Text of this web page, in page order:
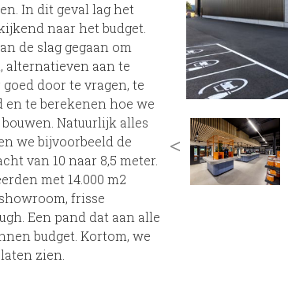
In dit geval lag het
naar het budget.
de slag gegaan om
alternatieven aan te
door te vragen, te
te berekenen hoe we
Natuurlijk alles
we bijvoorbeeld de
van 10 naar 8,5 meter.
met 14.000 m2
frisse
Een pand dat aan alle
budget. Kortom, we
zien.
<